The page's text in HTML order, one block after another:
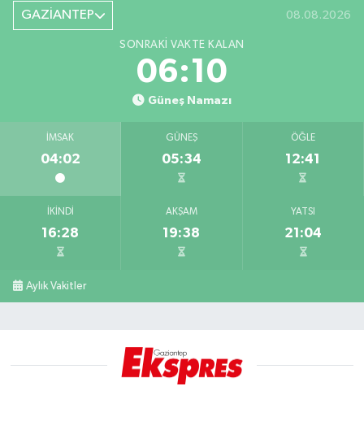
GAZİANTEP 08.08.2026
SONRAKI VAKTE KALAN
06:10
Güneş Namazı
İMSAK
04:02
GÜNEŞ
05:34
ÖĞLE
12:41
İKINDI
16:28
AKŞAM
19:38
YATSI
21:04
Aylık Vakitler